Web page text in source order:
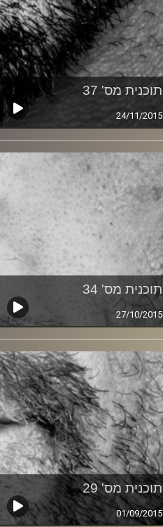
תוכנית מס' 37
24/11/2015
תוכנית מס' 34
27/10/2015
תוכנית מס' 29
01/09/2015